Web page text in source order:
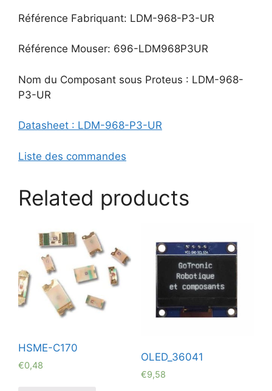
Référence Fabriquant: LDM-968-P3-UR
Référence Mouser: 696-LDM968P3UR
Nom du Composant sous Proteus : LDM-968-
P3-UR
Datasheet : LDM-968-P3-UR
Liste des commandes
Related products
HSME-C170
€0,48
OLED_36041
€9,58